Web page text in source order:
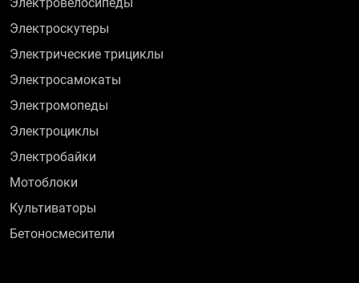
Электроскутеры
Электрические трициклы
Электросамокаты
Электромопеды
Электроциклы
Электробайки
Мотоблоки
Культиваторы
Бетоносмесители